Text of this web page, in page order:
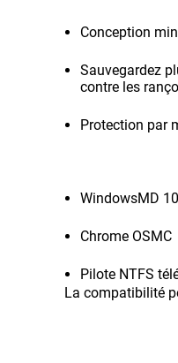
Conception
Sauvegardez
contre les
Protection par
WindowsMD
Chrome OSMC
Pilote NTFS
La compatibilité